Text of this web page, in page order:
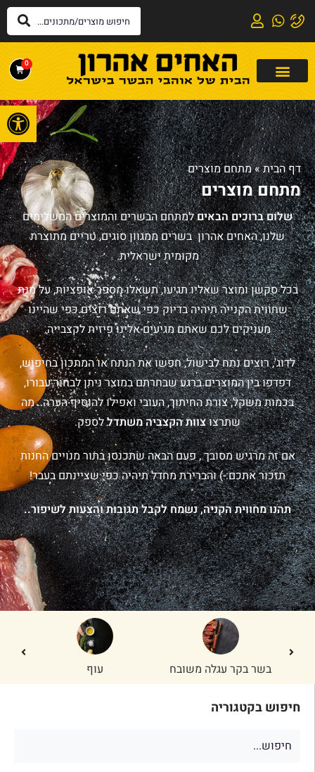
0
דף הבית»מתחם מוצרים
מתחם מוצרים
שלום ברוכים הבאיםלמתחם הבשרים והמוצרים המשלימים
שלנו, האחים אהרון בשרים ממגוון סוגים, טריים מתוצרת
מקומית ישראלית.
בכל סקשן ומוצר שאליו תגיעו, תשאלו מספר אופציות, על מנת
שחווית הקנייה תיהיה בדיוק כפי שאתם רוצים.כפי שהיינו
מעניקים לכם שאתם מגיעים אלינו פיזית לקצבייה.
לדוג', רוצים נתח לבישול, חפשו את הנתח או המתכון בחיפוש,
דפדפו בין המוצרים.ברגע שבחרתם במוצר ניתן לבחור עבורו,
בכמות משקל, צורת החיתוך, העובי ואפילו להוסיף הערה.. מה
שתרצוצוות הקצביה משתדללספק.
אם זה מרגיש מסובך , פעם הבאה שתכנסו בתור מנויים החנות
תזכור אתכם:-) והברירת מחדל תיהיה כפי שציינתם בעבר!
תהנו מחווית הקניה, נשמח לקבל תגובות והצעות לשיפור..
בשר בקר עגלה משובח עוף
חיפוש בקטגוריה